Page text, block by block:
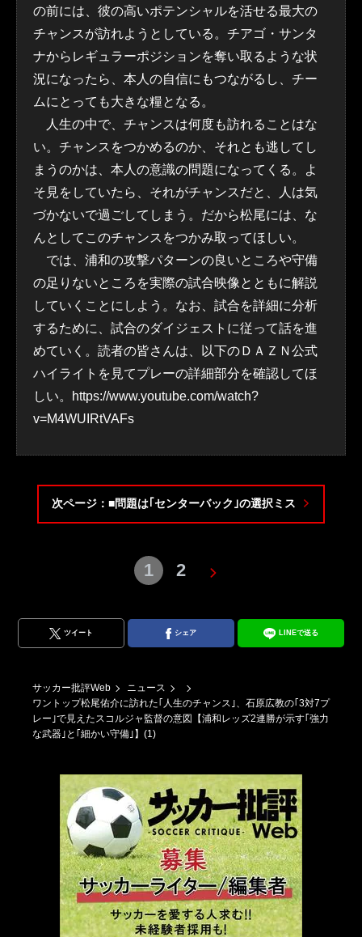
の前には、彼の高いポテンシャルを活せる最大の
チャンスが訪れようとしている。チアゴ・サンタ
ナからレギュラーポジションを奪い取るような状
況になったら、本人の自信にもつながるし、チー
ムにとっても大きな糧となる。
人生の中で、チャンスは何度も訪れることはな
い。チャンスをつかめるのか、それとも逃してし
まうのかは、本人の意識の問題になってくる。よ
そ見をしていたら、それがチャンスだと、人は気
づかないで過ごしてしまう。だから松尾には、な
んとしてこのチャンスをつかみ取ってほしい。
では、浦和の攻撃パターンの良いところや守備
の足りないところを実際の試合映像とともに解説
していくことにしよう。なお、試合を詳細に分析
するために、試合のダイジェストに従って話を進
めていく。読者の皆さんは、以下のＤＡＺＮ公式
ハイライトを見てプレーの詳細部分を確認してほ
しい。https://www.youtube.com/watch?
v=M4WUIRtVAFs
次ページ：■問題は｢センターバック｣の選択ミス
1 2
ツイート シェア LINEで送る
サッカー批評Web
ニュース
ワントップ松尾佑介に訪れた｢人生のチャンス｣、石原広教の｢3対7プ
レー｣で見えたスコルジャ監督の意図【浦和レッズ2連勝が示す｢強力
な武器｣と｢細かい守備｣】(1)